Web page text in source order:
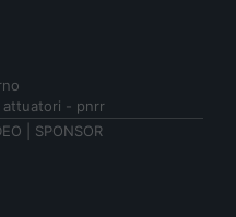
attuatori - pnrr
SPONSOR